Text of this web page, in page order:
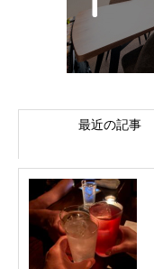
最近の記事